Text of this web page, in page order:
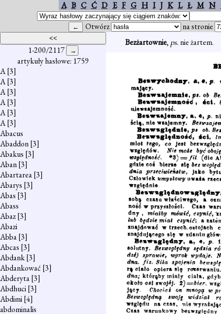
A B C Ć D E F G H I J K L Ł M N
Otwórz na stronie
1-200/2117
artykuły hasłowe: 1759
A[3]
A[3]
A[3]
A[3]
A[3]
A[3]
Abacus
Abaddon[3]
Abakus [3]
Aban[3]
Abartarea[3]
Abarys [3]
Abas [3]
Abass
Abaz[3]
Abazi
Abba[3]
Abcas [3]
Abdank[3]
Abdankować [3]
Abderyta[3]
Abdhuci[3]
Abdimi[4]
abdominalis
Bezżartownie, ps.nie żartem.